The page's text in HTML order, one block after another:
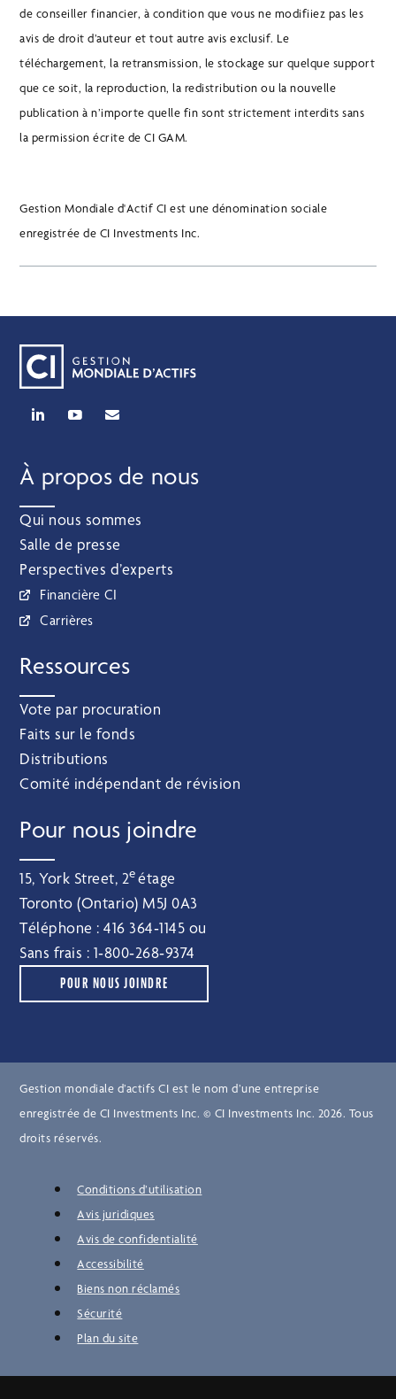
de conseiller financier, à condition que vous ne modifiiez pas les
avis de droit d’auteur et tout autre avis exclusif. Le
téléchargement, la retransmission, le stockage sur quelque support
que ce soit, la reproduction, la redistribution ou la nouvelle
publication à n’importe quelle fin sont strictement interdits sans
la permission écrite de CI GAM.
Gestion Mondiale d'Actif CI est une dénomination sociale
enregistrée de CI Investments Inc.
À propos de nous
Qui nous sommes
Salle de presse
Perspectives d’experts
Financière CI
Carrières
Ressources
Vote par procuration
Faits sur le fonds
Distributions
Comité indépendant de révision
Pour nous joindre
15, York Street, 2eétage
Toronto (Ontario) M5J 0A3
Téléphone :416 364‑1145 ou
Sans frais : 1‑800‑268‑9374
POUR NOUS JOINDRE
Gestion mondiale d’actifs CI est le nom d’une entreprise
enregistrée de CI Investments Inc. © CI Investments Inc. 2026. Tous
droits réservés.
Conditions d’utilisation
Avis juridiques
Avis de confidentialité
Accessibilité
Biens non réclamés
Sécurité
Plan du site